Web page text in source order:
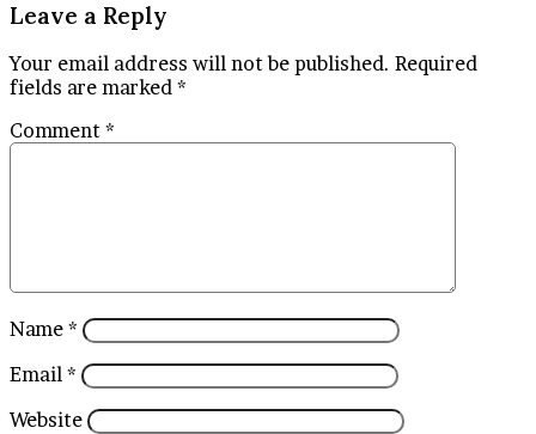
Leave a Reply
Your email address will not be published. Required
fields are marked *
Comment *
Name *
Email *
Website